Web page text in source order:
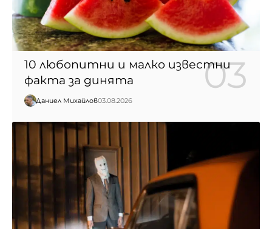
10 любопитни и малко известни
факта за динята
Даниел Михайлов03.08.2026